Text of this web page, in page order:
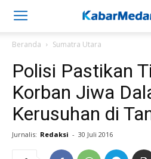
Beranda Sumatra Utara
Polisi Pastikan
Korban Jiwa
Kerusuhan di
Jurnalis: Redaksi - 30 Juli 2016